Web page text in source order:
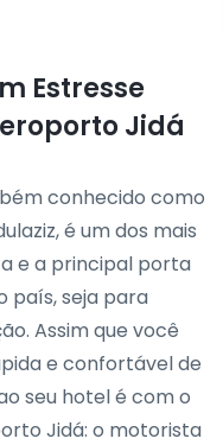
Estresse
Jidá
conhecido como
é um dos mais
e a principal porta
país, seja para
Assim que você
e confortável de
seu hotel é com o
Jidá: o motorista